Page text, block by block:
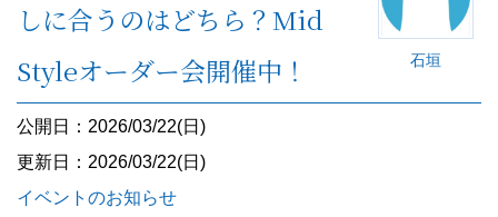
石垣
しに合うのはどちら？Mid
Styleオーダー会開催中！
公開日：2026/03/22(日)
更新日：2026/03/22(日)
イベントのお知らせ